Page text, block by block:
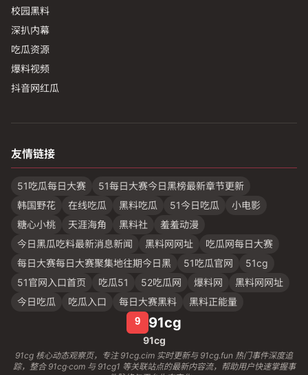
校园黑料
深扒内幕
吃瓜资源
爆料视频
抖音网红瓜
友情链接
51吃瓜每日大赛
51每日大赛今日黑榜最新章节更新
韩国野花
在线吃瓜 黑料吃瓜 51今日吃瓜
小电影
糖心小桃
天涯海角 黑料社
羞羞动漫
今日黑瓜吃料最新消息新闻
黑料网网址
吃瓜网每日大赛
每日大赛每日大赛聚集地往期今日黑
51吃瓜官网
51cg
51官网入口首页
吃瓜51 52吃瓜网 爆料网
黑料网网址
今日吃瓜
吃瓜入口 每日大赛黑料 黑料正能量
91cg
91cg
91cg 核心动态观察页，专注 91cg.cim 实时更新与 91cg.fun 热门事件深度追
踪，整合 91cg·com 与 91cg1 等关联站点的最新内容流，帮助用户快速掌握事